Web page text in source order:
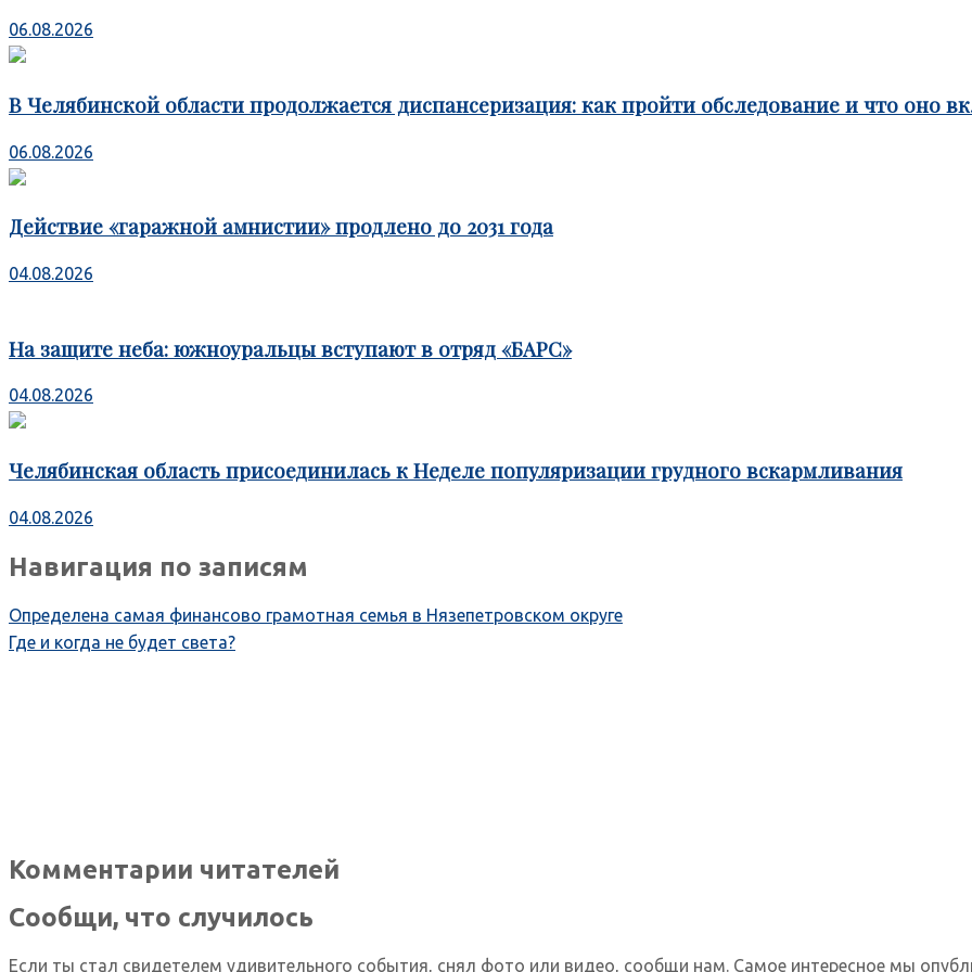
06.08.2026
В Челябинской области продолжается диспансеризация: как пройти обследование и что оно
06.08.2026
Действие «гаражной амнистии» продлено до 2031 года
04.08.2026
На защите неба: южноуральцы вступают в отряд «БАРС»
04.08.2026
Челябинская область присоединилась к Неделе популяризации грудного вскармливания
04.08.2026
Навигация по записям
Определена самая финансово грамотная семья в Нязепетровском округе
Где и когда не будет света?
Комментарии читателей
Сообщи, что случилось
Если ты стал свидетелем удивительного события, снял фото или видео, сообщи нам. Самое интересное мы